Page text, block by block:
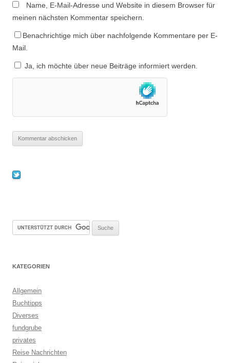
Name, E-Mail-Adresse und Website in diesem Browser für
meinen nächsten Kommentar speichern.
Benachrichtige mich über nachfolgende Kommentare per E-
Mail.
Ja, ich möchte über neue Beiträge informiert werden.
KATEGORIEN
Allgemein
Buchtipps
Diverses
fundgrube
privates
Reise Nachrichten